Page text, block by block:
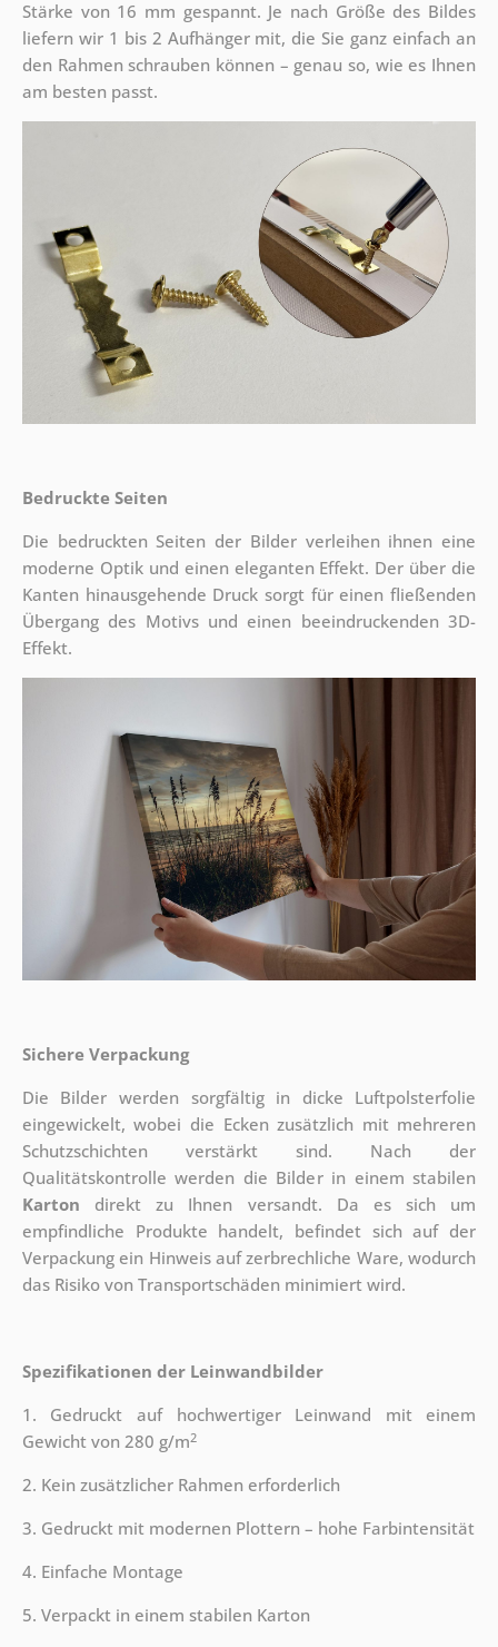
Stärke von 16 mm gespannt. Je nach Größe des Bildes
liefern wir 1 bis 2 Aufhänger mit, die Sie ganz einfach an
den Rahmen schrauben können – genau so, wie es Ihnen
am besten passt.
Bedruckte Seiten
Die bedruckten Seiten der Bilder verleihen ihnen eine
moderne Optik und einen eleganten Effekt. Der über die
Kanten hinausgehende Druck sorgt für einen fließenden
Übergang des Motivs und einen beeindruckenden 3D-
Effekt.
Sichere Verpackung
Die Bilder werden sorgfältig in dicke Luftpolsterfolie
eingewickelt, wobei die Ecken zusätzlich mit mehreren
Schutzschichten verstärkt sind. Nach der
Qualitätskontrolle werden die Bilder in einem stabilen
Karton direkt zu Ihnen versandt. Da es sich um
empfindliche Produkte handelt, befindet sich auf der
Verpackung ein Hinweis auf zerbrechliche Ware, wodurch
das Risiko von Transportschäden minimiert wird.
Spezifikationen der Leinwandbilder
1. Gedruckt auf hochwertiger Leinwand mit einem
Gewicht von 280 g/m2
2. Kein zusätzlicher Rahmen erforderlich
3. Gedruckt mit modernen Plottern – hohe Farbintensität
4. Einfache Montage
5. Verpackt in einem stabilen Karton